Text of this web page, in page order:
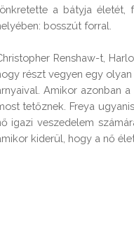
a bátyja életét,
bosszút forral.
Renshaw-t,
részt vegyen egy
Amikor azonban
tetőznek. Freya
igazi veszedelem
kiderül, hogy a nő